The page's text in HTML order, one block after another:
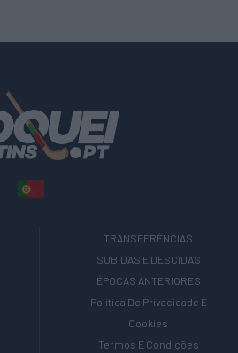
TRANSFERÊNCIAS
SUBIDAS E DESCIDAS
ÉPOCAS ANTERIORES
Política De Privacidade E
Cookies
Termos E Condições